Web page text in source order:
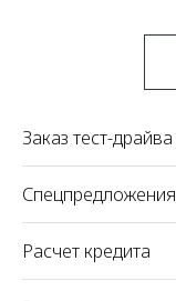
Заказ тест-драйва
Спецпредложения
Расчет кредита